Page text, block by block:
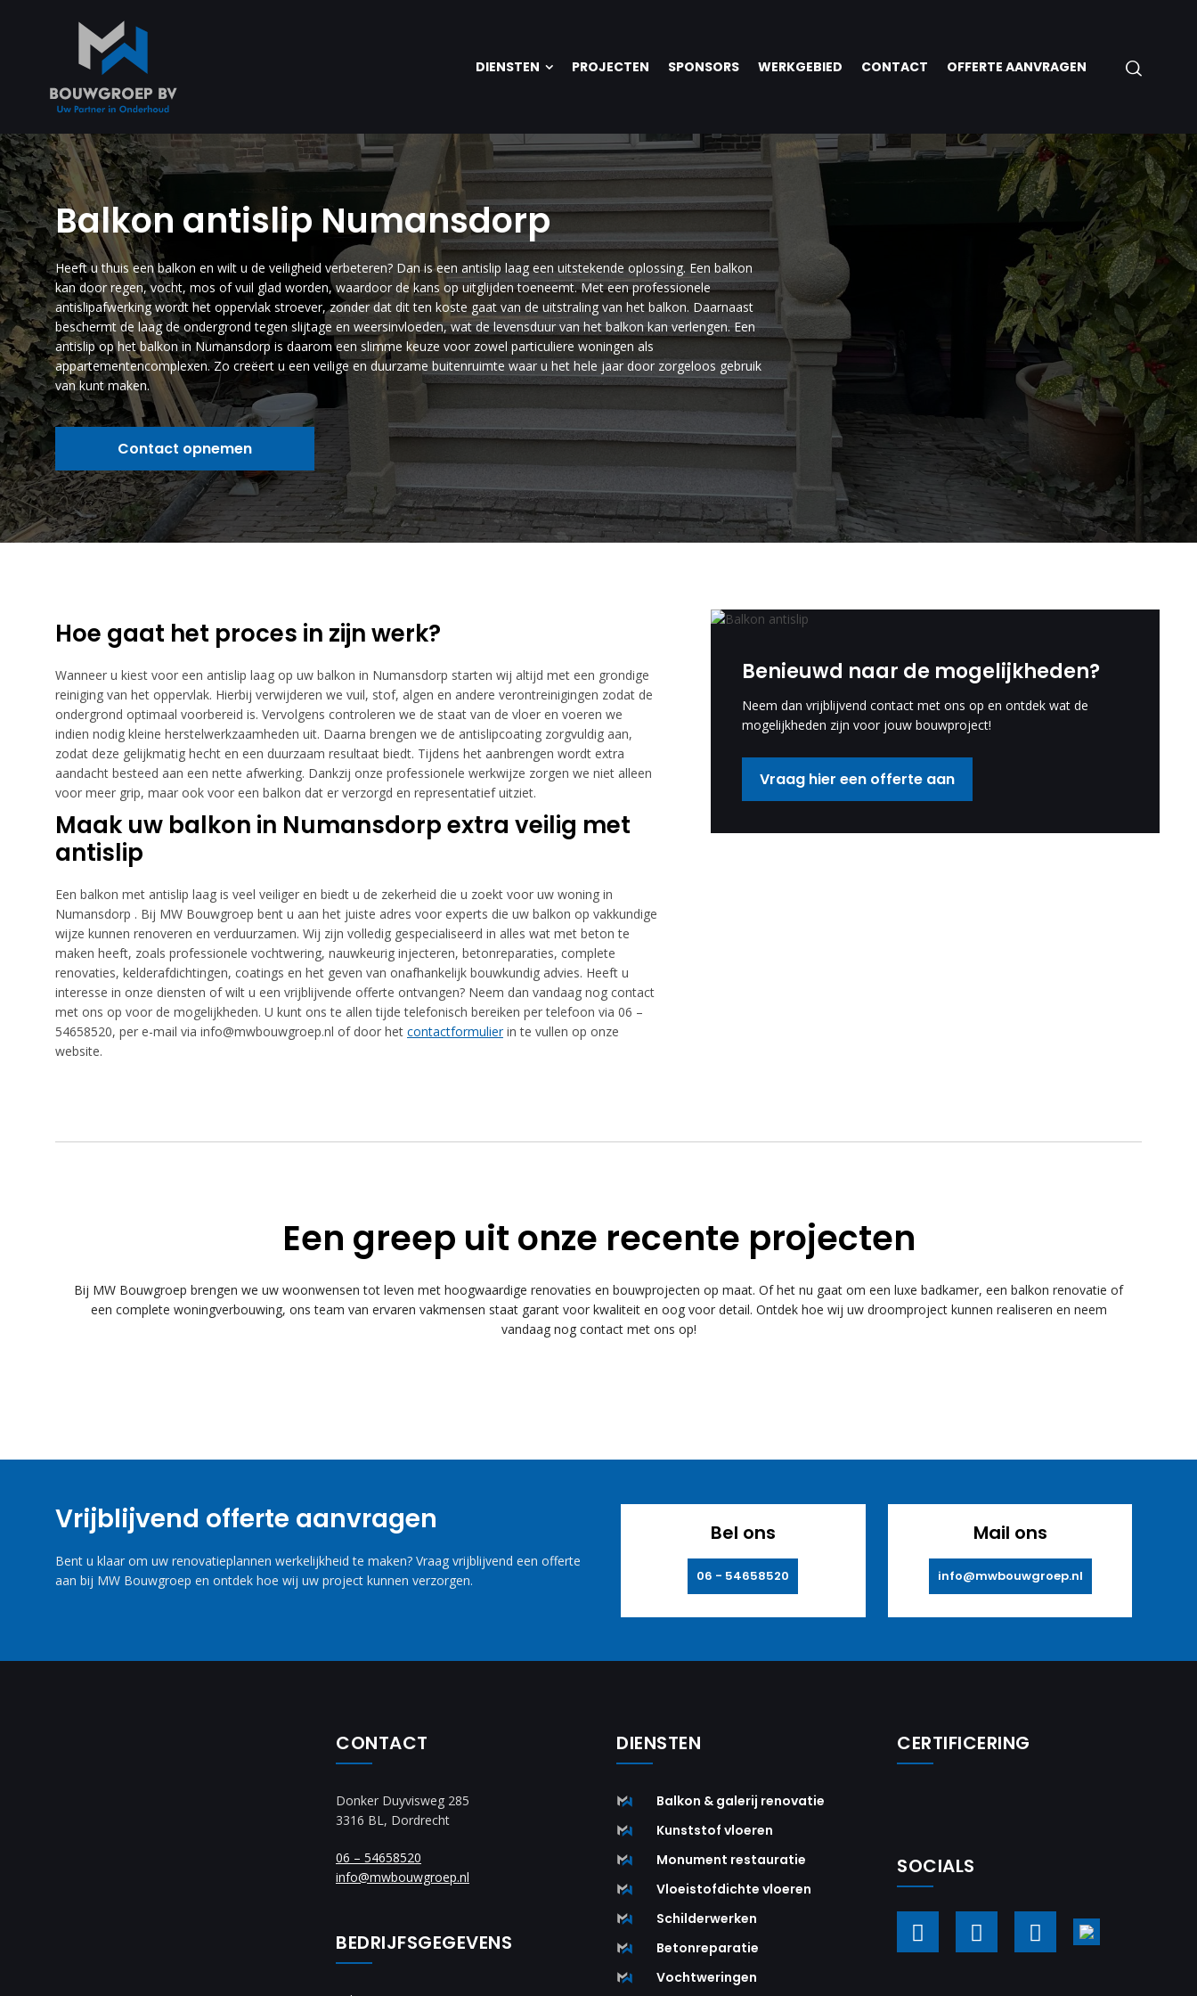
DIENSTEN PROJECTEN SPONSORS WERKGEBIED CONTACT OFFERTE AANVRAGEN
Balkon antislip Numansdorp
Heeft u thuis een balkon en wilt u de veiligheid verbeteren? Dan is een antislip laag een uitstekende oplossing. Een balkon
kan door regen, vocht, mos of vuil glad worden, waardoor de kans op uitglijden toeneemt. Met een professionele
antislipafwerking wordt het oppervlak stroever, zonder dat dit ten koste gaat van de uitstraling van het balkon. Daarnaast
beschermt de laag de ondergrond tegen slijtage en weersinvloeden, wat de levensduur van het balkon kan verlengen. Een
antislip op het balkon in Numansdorp is daarom een slimme keuze voor zowel particuliere woningen als
appartementencomplexen. Zo creëert u een veilige en duurzame buitenruimte waar u het hele jaar door zorgeloos gebruik
van kunt maken.
Contact opnemen
Hoe gaat het proces in zijn werk?
Wanneer u kiest voor een antislip laag op uw balkon in Numansdorp starten wij altijd met een grondige
reiniging van het oppervlak. Hierbij verwijderen we vuil, stof, algen en andere verontreinigingen zodat de
ondergrond optimaal voorbereid is. Vervolgens controleren we de staat van de vloer en voeren we
indien nodig kleine herstelwerkzaamheden uit. Daarna brengen we de antislipcoating zorgvuldig aan,
zodat deze gelijkmatig hecht en een duurzaam resultaat biedt. Tijdens het aanbrengen wordt extra
aandacht besteed aan een nette afwerking. Dankzij onze professionele werkwijze zorgen we niet alleen
voor meer grip, maar ook voor een balkon dat er verzorgd en representatief uitziet.
Maak uw balkon in Numansdorp extra veilig met
antislip
Een balkon met antislip laag is veel veiliger en biedt u de zekerheid die u zoekt voor uw woning in
Numansdorp . Bij MW Bouwgroep bent u aan het juiste adres voor experts die uw balkon op vakkundige
wijze kunnen renoveren en verduurzamen. Wij zijn volledig gespecialiseerd in alles wat met beton te
maken heeft, zoals professionele vochtwering, nauwkeurig injecteren, betonreparaties, complete
renovaties, kelderafdichtingen, coatings en het geven van onafhankelijk bouwkundig advies. Heeft u
interesse in onze diensten of wilt u een vrijblijvende offerte ontvangen? Neem dan vandaag nog contact
met ons op voor de mogelijkheden. U kunt ons te allen tijde telefonisch bereiken per telefoon via 06 –
54658520, per e-mail via info@mwbouwgroep.nl of door het contactformulierin te vullen op onze
website.
Benieuwd naar de mogelijkheden?
Neem dan vrijblijvend contact met ons op en ontdek wat de
mogelijkheden zijn voor jouw bouwproject!
Vraag hier een offerte aan
Een greep uit onze recente projecten
Bij MW Bouwgroep brengen we uw woonwensen tot leven met hoogwaardige renovaties en bouwprojecten op maat. Of het nu gaat om een luxe badkamer, een balkon renovatie of
een complete woningverbouwing, ons team van ervaren vakmensen staat garant voor kwaliteit en oog voor detail. Ontdek hoe wij uw droomproject kunnen realiseren en neem
vandaag nog contact met ons op!
Vrijblijvend offerte aanvragen
Bent u klaar om uw renovatieplannen werkelijkheid te maken? Vraag vrijblijvend een offerte
aan bij MW Bouwgroep en ontdek hoe wij uw project kunnen verzorgen.
Bel ons
06 - 54658520
Mail ons
info@mwbouwgroep.nl
CONTACT
Donker Duyvisweg 285
3316 BL, Dordrecht
06 – 54658520
info@mwbouwgroep.nl
BEDRIJFSGEGEVENS
DIENSTEN
Balkon & galerij renovatie
Kunststof vloeren
Monument restauratie
Vloeistofdichte vloeren
Schilderwerken
Betonreparatie
Vochtweringen
CERTIFICERING
SOCIALS